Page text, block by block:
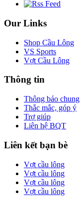
Our Links
Shop Cầu Lông
VS Sports
Vợt Cầu Lông
Thông tin
Thông báo chung
Thắc mắc, góp ý
Trợ giúp
Liên hệ BQT
Liên kết bạn bè
Vợt cầu lông
Vợt cầu lông
Vợt cầu lông
Vợt cầu lông